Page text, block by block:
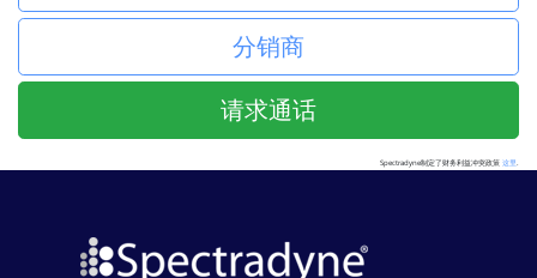
分销商
请求通话
Spectradyne制定了财务利益冲突政策 这里.